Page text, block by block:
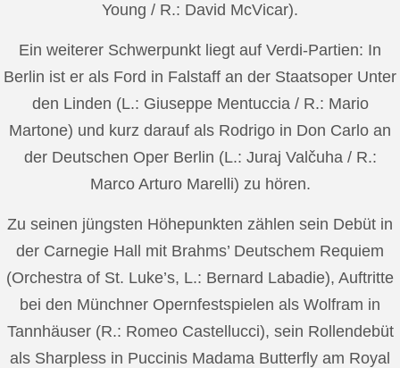
Young / R.: David McVicar).
Ein weiterer Schwerpunkt liegt auf Verdi-Partien: In
Berlin ist er als Ford in Falstaff an der Staatsoper Unter
den Linden (L.: Giuseppe Mentuccia / R.: Mario
Martone) und kurz darauf als Rodrigo in Don Carlo an
der Deutschen Oper Berlin (L.: Juraj Valčuha / R.:
Marco Arturo Marelli) zu hören.
Zu seinen jüngsten Höhepunkten zählen sein Debüt in
der Carnegie Hall mit Brahms’ Deutschem Requiem
(Orchestra of St. Luke’s, L.: Bernard Labadie), Auftritte
bei den Münchner Opernfestspielen als Wolfram in
Tannhäuser (R.: Romeo Castellucci), sein Rollendebüt
als Sharpless in Puccinis Madama Butterfly am Royal